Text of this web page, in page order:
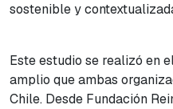
sostenible y
Este estudio se realizó en
amplio que ambas
Chile. Desde Fundación